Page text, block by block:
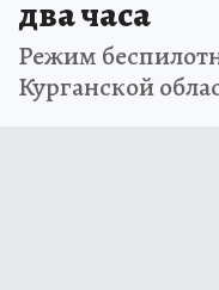
два часа
Режим
Курганской